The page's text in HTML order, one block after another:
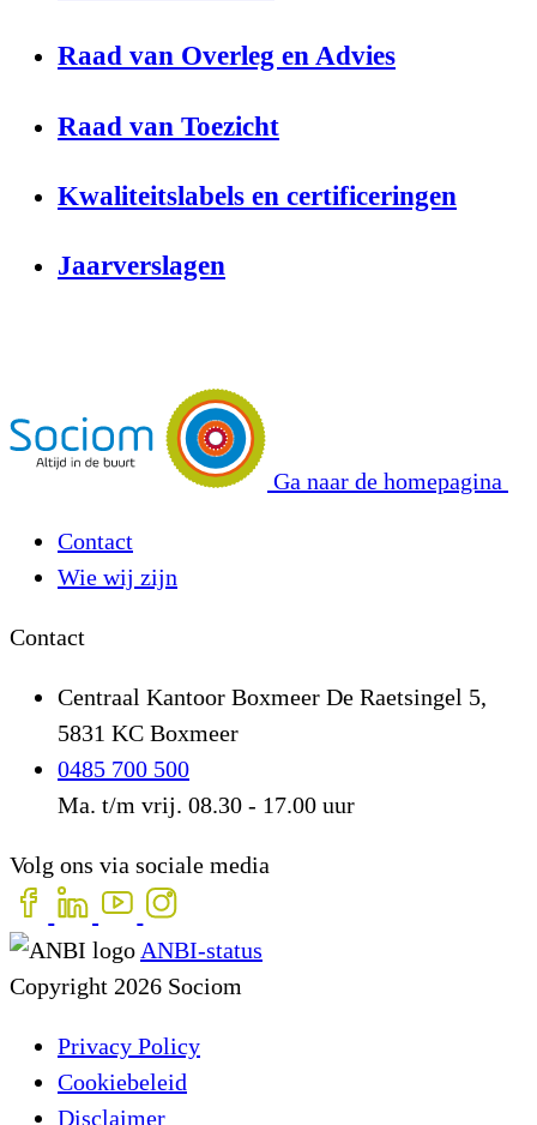
Raad van Overleg en Advies
Raad van Toezicht
Kwaliteitslabels en certificeringen
Jaarverslagen
Ga naar de homepagina
Contact
Wie wij zijn
Contact
Centraal Kantoor Boxmeer De Raetsingel 5,
5831 KC Boxmeer
0485 700 500
Ma. t/m vrij. 08.30 - 17.00 uur
Volg ons via sociale media
ANBI-status
Copyright 2026 Sociom
Privacy Policy
Cookiebeleid
Disclaimer